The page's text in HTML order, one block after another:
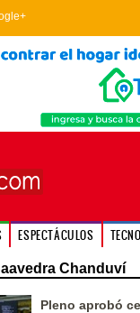
ESPECTÁCULOS
Chanduví
Pleno aprobó